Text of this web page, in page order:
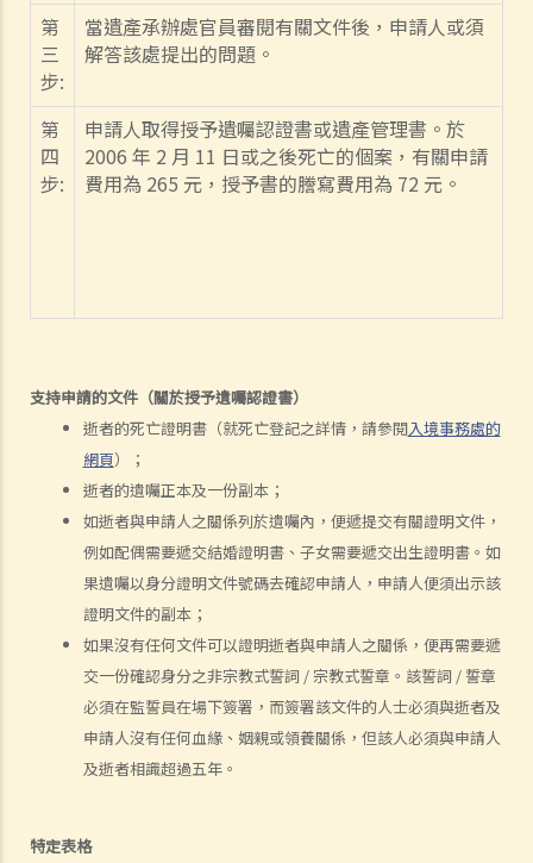
第
三
步:
當遺產承辦處官員審閱有關文件後，申請人或須
解答該處提出的問題。
第
四
步:
申請人取得授予遺囑認證書或遺產管理書。於
2006 年 2 月 11 日或之後死亡的個案，有關申請
費用為 265 元，授予書的謄寫費用為 72 元。
支持申請的文件（關於授予遺囑認證書）
逝者的死亡證明書（就死亡登記之詳情，請參閱入境事務處的
網頁）；
逝者的遺囑正本及一份副本；
如逝者與申請人之關係列於遺囑內，便遞提交有關證明文件，
例如配偶需要遞交結婚證明書、子女需要遞交出生證明書。如
果遺囑以身分證明文件號碼去確認申請人，申請人便須出示該
證明文件的副本；
如果沒有任何文件可以證明逝者與申請人之關係，便再需要遞
交一份確認身分之非宗教式誓詞 / 宗教式誓章。該誓詞 / 誓章
必須在監誓員在場下簽署，而簽署該文件的人士必須與逝者及
申請人沒有任何血緣、姻親或領養關係，但該人必須與申請人
及逝者相識超過五年。
特定表格
7. 屬實申述
8. 委託專家擬備報告的守則
9. 核對表評檢及案件管理問卷
10. 案件管理會議
11. 審訊前的覆核
就人身傷害提出申索，是否存在時限？
香港律師會大埔火災緊急免費法律諮詢熱線
切勿尋求索償代理協助處理申索
我的家人在意外中身亡。我可否代表死者展開人身傷亡訴訟？在控告犯
錯的一方之前，我需要依循甚麼程序？
損害賠償陳述書
涉及致命意外的申索
死因裁判法庭有甚麼作用？
火災中受傷的僱員
賠償責任
在甚麼情況下，僱主不需要為其僱員的工傷負上賠償責任？